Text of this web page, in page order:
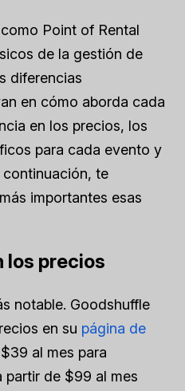
Point of Rental
de la gestión de
diferencias
en cómo aborda cada
en los precios, los
para cada evento y
te
importantes esas
los precios
notable. Goodshuffle
en su página de
al mes para
partir de $99 al mes